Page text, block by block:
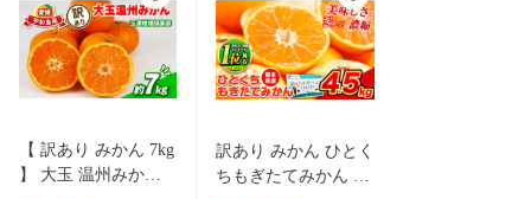
地直送 国産 農家直送
糖度 期間限定 数量限
定 特産品 ゼリー マ
ーマレード ピール ジ
果肉 フルーツ 果物
柑橘 美味しい サイズ
【 訳あり みかん 7kg
】 大玉 温州みかん
訳あり みかん ひとく
ちもぎたてみかん 約